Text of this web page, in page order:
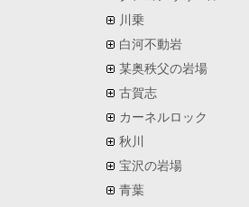
川乗
白河不動岩
某奥秩父の岩場
古賀志
カーネルロック
秋川
宝沢の岩場
青葉